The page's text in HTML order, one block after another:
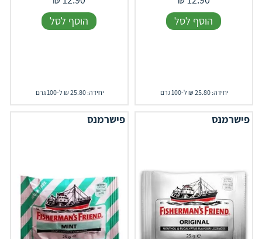
הוסף לסל
יחידה: 25.80 ₪ ל-100 גרם
הוסף לסל
יחידה: 25.80 ₪ ל-100 גרם
פישרמנס פישרמנס